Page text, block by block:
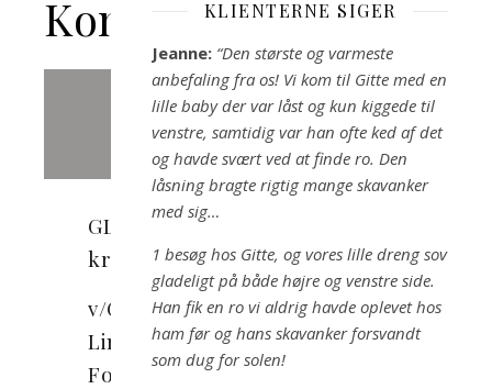
Kontakt
GLF
kropterapi
v/Gitte
Linnemann
Foverskov
KLIENTERNE SIGER
Jeanne: “Den største og varmeste
anbefaling fra os! Vi kom til Gitte med en
lille baby der var låst og kun kiggede til
venstre, samtidig var han ofte ked af det
og havde svært ved at finde ro. Den
låsning bragte rigtig mange skavanker
med sig…
1 besøg hos Gitte, og vores lille dreng sov
gladeligt på både højre og venstre side.
Han fik en ro vi aldrig havde oplevet hos
ham før og hans skavanker forsvandt
som dug for solen!